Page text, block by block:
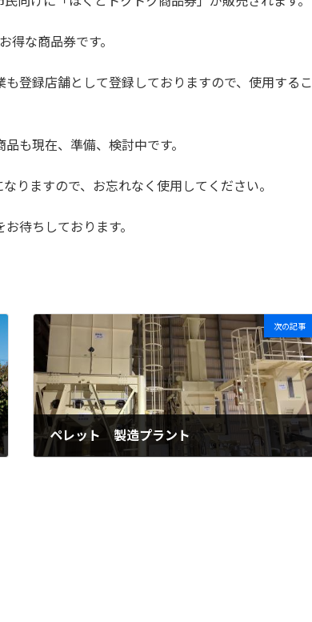
な商品券です。
登録店舗として登録しておりますので、使用するこ
も現在、準備、検討中です。
りますので、お忘れなく使用してください。
待ちしております。
次の記事
ペレット 製造プラント